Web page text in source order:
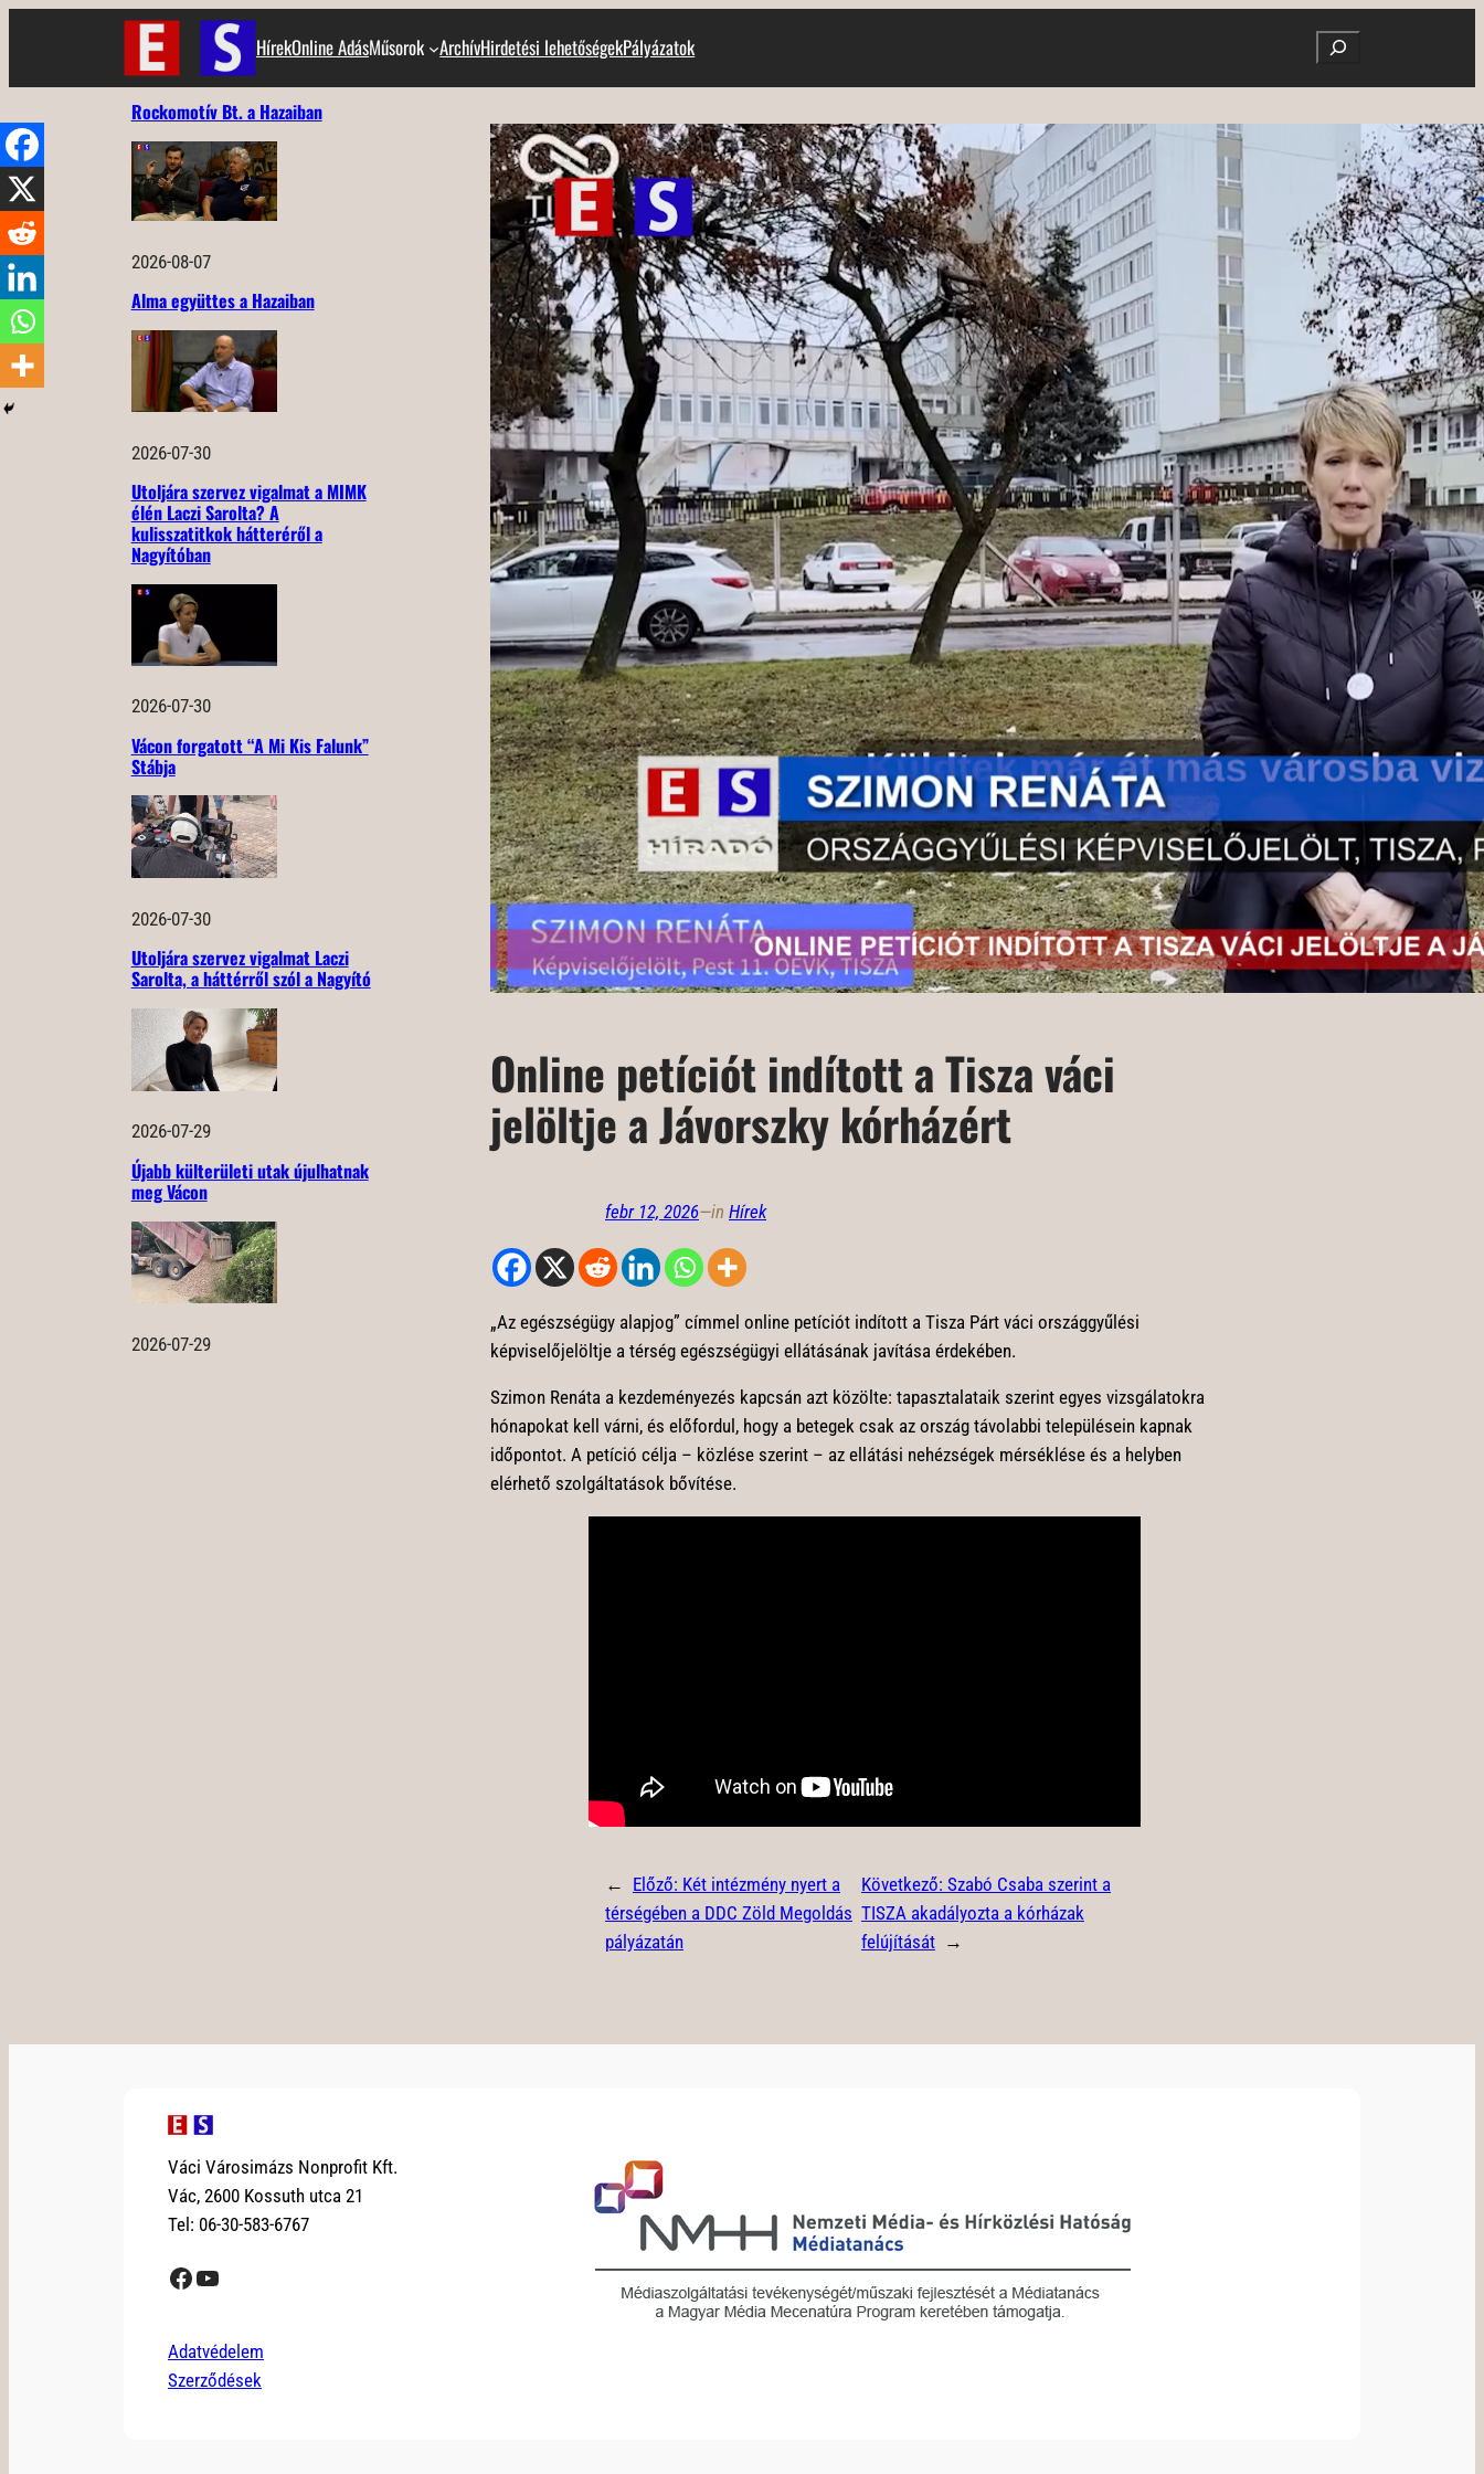
HírekOnline AdásMűsorok ArchívHirdetési lehetőségekPályázatok Search
Rockomotív Bt. a Hazaiban
2026-08-07
Alma együttes a Hazaiban
2026-07-30
Utoljára szervez vigalmat a MIMK
élén Laczi Sarolta? A
kulisszatitkok hátteréről a
Nagyítóban
2026-07-30
Vácon forgatott “A Mi Kis Falunk”
Stábja
2026-07-30
Utoljára szervez vigalmat Laczi
Sarolta, a háttérről szól a Nagyító
2026-07-29
Újabb külterületi utak újulhatnak
meg Vácon
2026-07-29
Online petíciót indított a Tisza váci
jelöltje a Jávorszky kórházért
febr 12, 2026—in Hírek
„Az egészségügy alapjog” címmel online petíciót indított a Tisza Párt váci országgyűlési
képviselőjelöltje a térség egészségügyi ellátásának javítása érdekében.
Szimon Renáta a kezdeményezés kapcsán azt közölte: tapasztalataik szerint egyes vizsgálatokra
hónapokat kell várni, és előfordul, hogy a betegek csak az ország távolabbi településein kapnak
időpontot. A petíció célja – közlése szerint – az ellátási nehézségek mérséklése és a helyben
elérhető szolgáltatások bővítése.
← Előző: Két intézmény nyert a
térségében a DDC Zöld Megoldás
pályázatán
Következő: Szabó Csaba szerint a
TISZA akadályozta a kórházak
felújítását →
Váci Városimázs Nonprofit Kft.
Vác, 2600 Kossuth utca 21
Tel: 06-30-583-6767
Facebook YouTube
Adatvédelem
Szerződések